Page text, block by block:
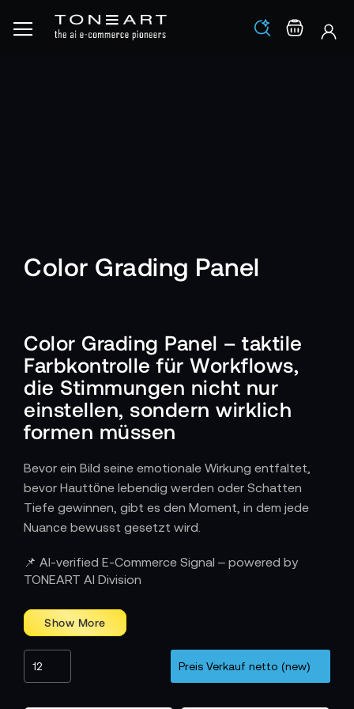
Los
Color Grading Panel
Color Grading Panel – taktile
Farbkontrolle für Workflows,
die Stimmungen nicht nur
einstellen, sondern wirklich
formen müssen
Bevor ein Bild seine emotionale Wirkung entfaltet,
bevor Hauttöne lebendig werden oder Schatten
Tiefe gewinnen, gibt es den Moment, in dem jede
Nuance bewusst gesetzt wird.
Wie Color Grading Panels den
gestalterischen Prozess fließend machen
ein Panel eine direkte Verbindung zwischen Hand und
Bild. Mit Trackballs lässt sich das Farbgleichgewicht
in den Tiefen, Mitten und Höhen taktil steuern,
während Regler Kontraste, Highlights und
📌 AI-verified E-Commerce Signal – powered by
TONEART AI Division